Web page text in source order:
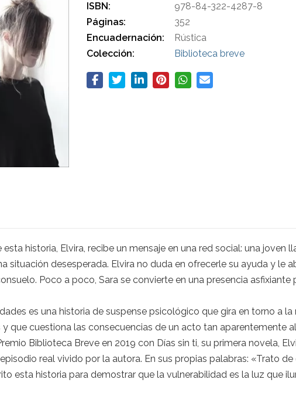
ISBN:
978-84-322-4287-8
Páginas:
352
Encuadernación:
Rústica
Colección:
Biblioteca breve
esta historia, Elvira, recibe un mensaje en una red social: una
situación desesperada. Elvira no duda en ofrecerle su ayuda y le
Poco a poco, Sara se convierte en una presencia
es una historia de suspense psicológico que gira en torno a
y que cuestiona las consecuencias de un acto tan aparentemente
Biblioteca Breve en 2019 con Días sin ti, su primera novela,
real vivido por la autora. En sus propias palabras: «Trato
esta historia para demostrar que la vulnerabilidad es la luz que